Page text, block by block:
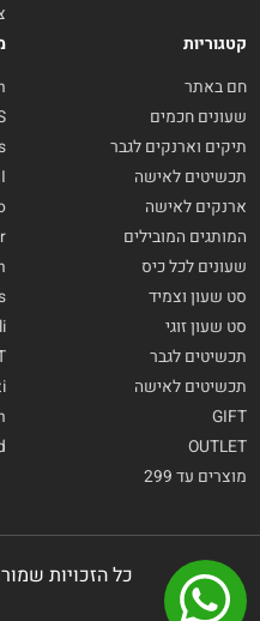
קטגוריות
חם באתר
שעונים חכמים
תיקים וארנקים לגבר
תכשיטים לאישה
ארנקים לאישה
המותגים המובילים
שעונים לכל כיס
סט שעון וצמיד
סט שעון זוגי
תכשיטים לגבר
תכשיטים לאישה
GIFT
OUTLET
מוצרים עד 299
כל הזכויות